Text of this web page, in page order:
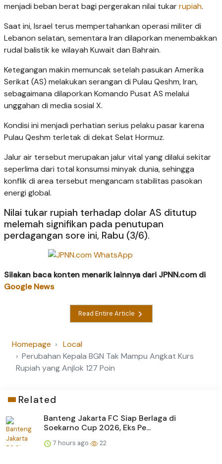
menjadi beban berat bagi pergerakan nilai tukarrupiah.
Saat ini, Israel terus mempertahankan operasi militer di
Lebanon selatan, sementara Iran dilaporkan menembakkan
rudal balistik ke wilayah Kuwait dan Bahrain.
Ketegangan makin memuncak setelah pasukan Amerika
Serikat (AS) melakukan serangan di Pulau Qeshm, Iran,
sebagaimana dilaporkan Komando Pusat AS melalui
unggahan di media sosial X.
Kondisi ini menjadi perhatian serius pelaku pasar karena
Pulau Qeshm terletak di dekat Selat Hormuz.
Jalur air tersebut merupakan jalur vital yang dilalui sekitar
seperlima dari total konsumsi minyak dunia, sehingga
konflik di area tersebut mengancam stabilitas pasokan
energi global.
Nilai tukar rupiah terhadap dolar AS ditutup
melemah signifikan pada penutupan
perdagangan sore ini, Rabu (3/6).
Silakan baca konten menarik lainnya dari JPNN.com di
Google News
Read Entire Article
Homepage
Local
Perubahan Kepala BGN Tak Mampu Angkat Kurs
Rupiah yang Anjlok 127 Poin
Related
Banteng Jakarta FC Siap Berlaga di
Soekarno Cup 2026, Eks Pe...
7 hours ago 22